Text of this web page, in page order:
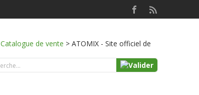
Catalogue de vente > ATOMIX - Site officiel de